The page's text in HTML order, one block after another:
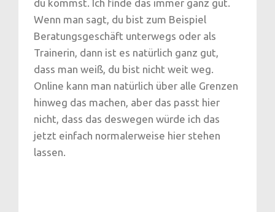
du kommst. Ich finde das immer ganz gut.
Wenn man sagt, du bist zum Beispiel
Beratungsgeschäft unterwegs oder als
Trainerin, dann ist es natürlich ganz gut,
dass man weiß, du bist nicht weit weg.
Online kann man natürlich über alle Grenzen
hinweg das machen, aber das passt hier
nicht, dass das deswegen würde ich das
jetzt einfach normalerweise hier stehen
lassen.